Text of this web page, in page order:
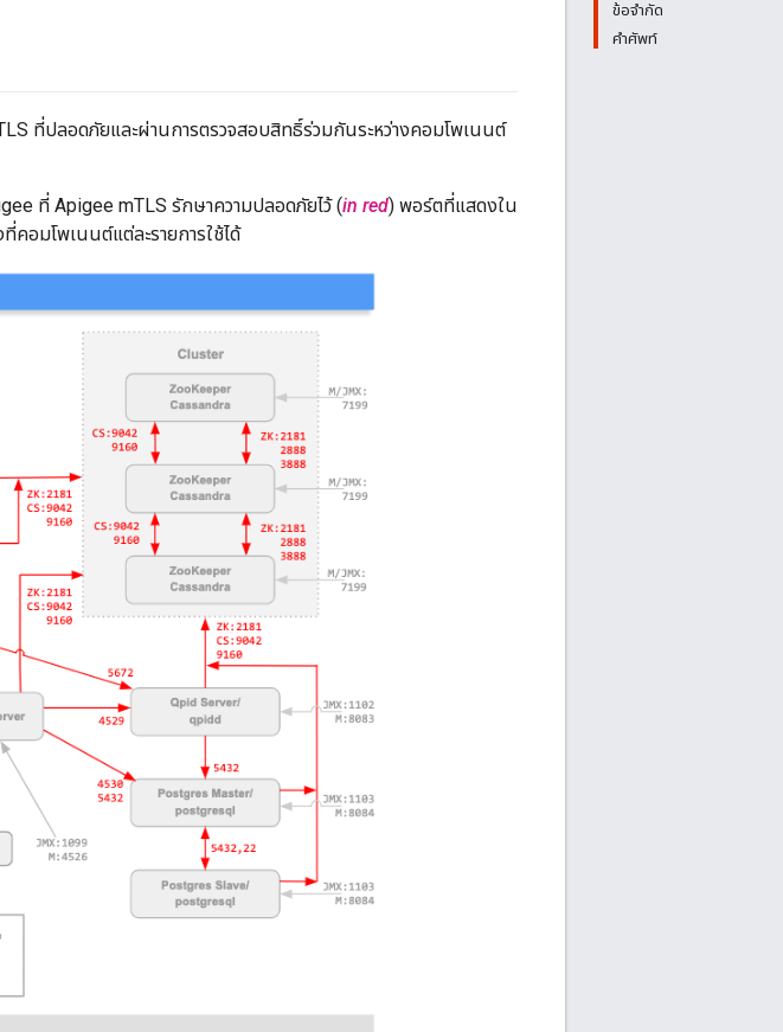
ข้อจำกัด
คำศัพท์
ที่ปลอดภัยและผ่านการตรวจสอบสิทธิ์ร่วมกันระหว่างคอมโพเนนต์
ที่ Apigee mTLS รักษาความปลอดภัยไว้ (in red) พอร์ตที่แสดงใน
คอมโพเนนต์แต่ละรายการใช้ได้